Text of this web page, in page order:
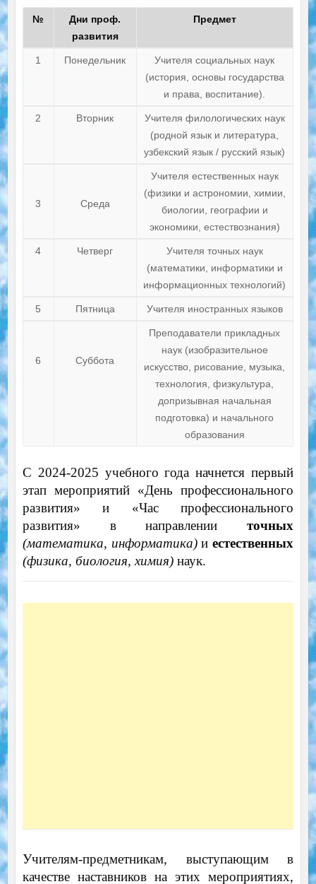
№
Дни проф.
развития
Предмет
1 Понедельник
Учителя социальных наук
(история, основы государства
и права, воспитание).
2 Вторник
Учителя филологических наук
(родной язык и литература,
узбекский язык / русский язык)
3 Среда
Учителя естественных наук
(физики и астрономии, химии,
биологии, географии и
экономики, естествознания)
4 Четверг
Учителя точных наук
(математики, информатики и
информационных технологий)
5 Пятница Учителя иностранных языков
6 Суббота
Преподаватели прикладных
наук (изобразительное
искусство, рисование, музыка,
технология, физкультура,
допризывная начальная
подготовка) и начального
образования
С 2024-2025 учебного года начнется первый
этап мероприятий «День профессионального
развития» и «Час профессионального
развития» в направлении точных
(математика, информатика)иестественных
(физика, биология, химия)наук.
Учителям-предметникам, выступающим в
качестве наставников на этих мероприятиях,